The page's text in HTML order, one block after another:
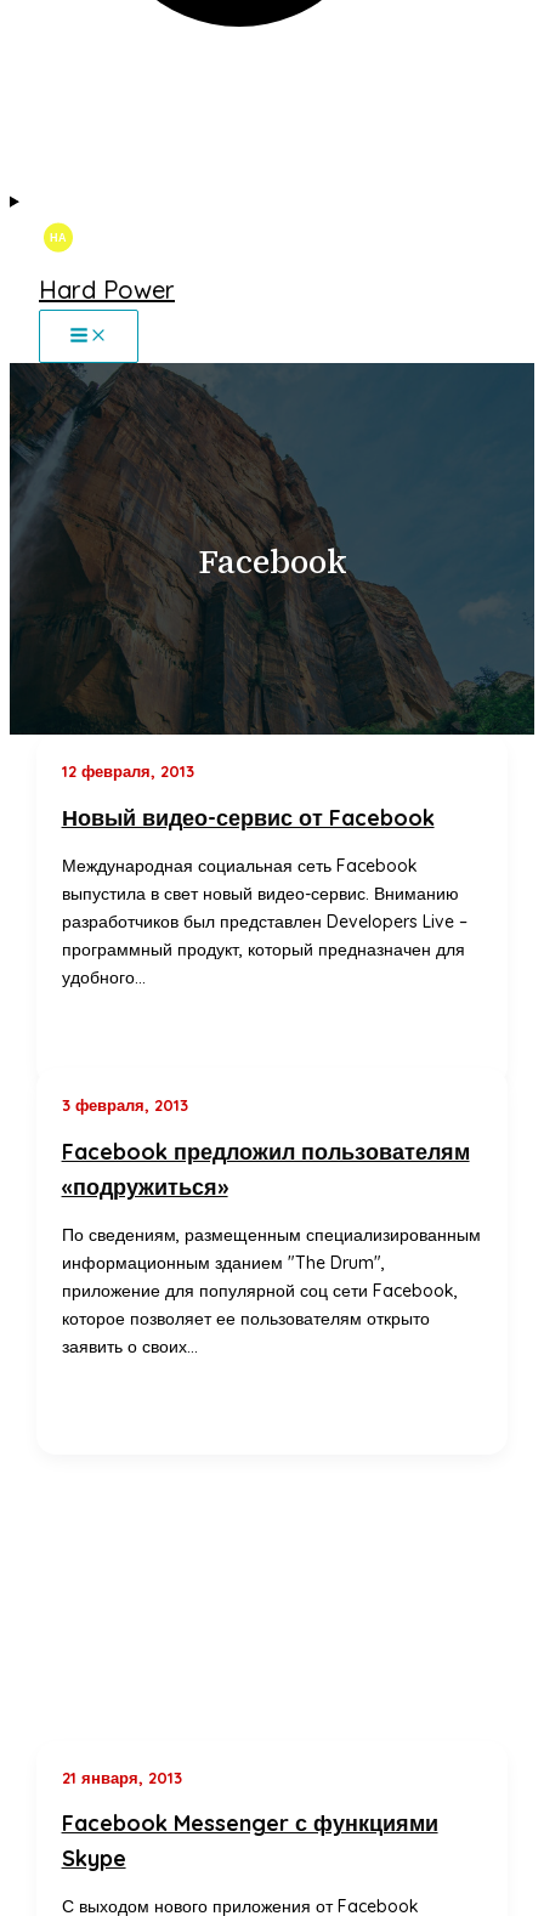
Hard Power
Facebook
12 февраля, 2013
Новый видео-сервис от Facebook
Международная социальная сеть Facebook
выпустила в свет новый видео-сервис. Вниманию
разработчиков был представлен Developers Live –
программный продукт, который предназначен для
удобного…
3 февраля, 2013
Facebook предложил пользователям
«подружиться»
По сведениям, размещенным специализированным
информационным зданием "The Drum",
приложение для популярной соц сети Facebook,
которое позволяет ее пользователям открыто
заявить о своих…
21 января, 2013
Facebook Messenger с функциями
Skype
С выходом нового приложения от Facebook